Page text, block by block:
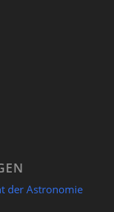
der Astronomie